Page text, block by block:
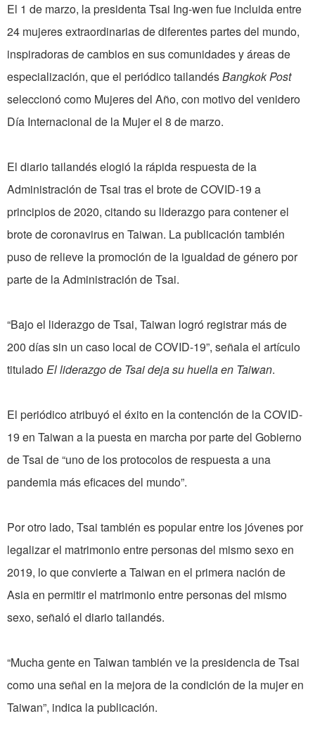
El 1 de marzo, la presidenta Tsai Ing-wen fue incluida entre
24 mujeres extraordinarias de diferentes partes del mundo,
inspiradoras de cambios en sus comunidades y áreas de
especialización, que el periódico tailandésBangkok Post
seleccionó como Mujeres del Año, con motivo del venidero
Día Internacional de la Mujer el 8 de marzo.
El diario tailandés elogió la rápida respuesta de la
Administración de Tsai tras el brote de COVID-19 a
principios de 2020, citando su liderazgo para contener el
brote de coronavirus en Taiwan. La publicación también
puso de relieve la promoción de la igualdad de género por
parte de la Administración de Tsai.
“Bajo el liderazgo de Tsai, Taiwan logró registrar más de
200 días sin un caso local de COVID-19”, señala el artículo
tituladoEl liderazgo de Tsai deja su huella en Taiwan.
El periódico atribuyó el éxito en la contención de la COVID-
19 en Taiwan a la puesta en marcha por parte del Gobierno
de Tsai de “uno de los protocolos de respuesta a una
pandemia más eficaces del mundo”.
Por otro lado, Tsai también es popular entre los jóvenes por
legalizar el matrimonio entre personas del mismo sexo en
2019, lo que convierte a Taiwan en el primera nación de
Asia en permitir el matrimonio entre personas del mismo
sexo, señaló el diario tailandés.
“Mucha gente en Taiwan también ve la presidencia de Tsai
como una señal en la mejora de la condición de la mujer en
Taiwan”, indica la publicación.